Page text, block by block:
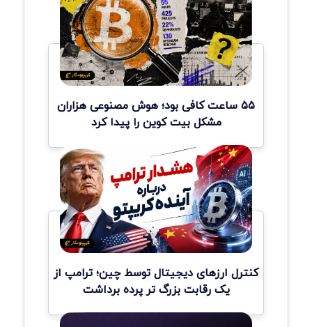
۵۵ ساعت کافی بود؛ هوش مصنوعی هزاران
مشکل بیت کوین را پیدا کرد
کنترل ارزهای دیجیتال توسط چین؛ ترامپ از
یک رقابت بزرگ تر پرده برداشت